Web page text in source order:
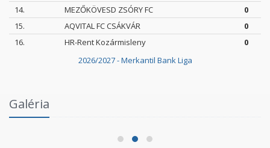
2026/2027 - Merkantil Bank Liga
14.
MEZŐKÖVESD ZSÓRY FC
0
15.
AQVITAL FC CSÁKVÁR
0
16.
HR-Rent Kozármisleny 0
Galéria
Fórumban
2026.06.03.